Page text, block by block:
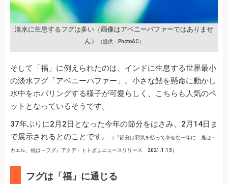
淡水に生息するフグは多い（画像はアベニーパファーではありませ
ん）
（提供：PhotoAC）
そして「福」に例えられたのは、インドに生息する世界最小
の淡水フグ「アベニーパファー」。小さな鰭を懸命に動かし
水中をホバリングする様子が可愛らしく、こちらも人気のペ
ットとなっているそうです。
37年ぶりに2月2日となった今年の節分をはさみ、2月14日ま
で展示されるとのことです。
（『節分は邪気を払って幸せな一年に 鬼は～
カエル、福は～フグ』アクア・トトぎふニュースリリース 2021.1.13）
フグは「福」に通じる